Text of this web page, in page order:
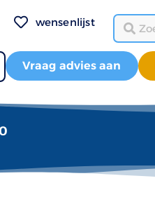
wensenlijst
Vraag advies aan